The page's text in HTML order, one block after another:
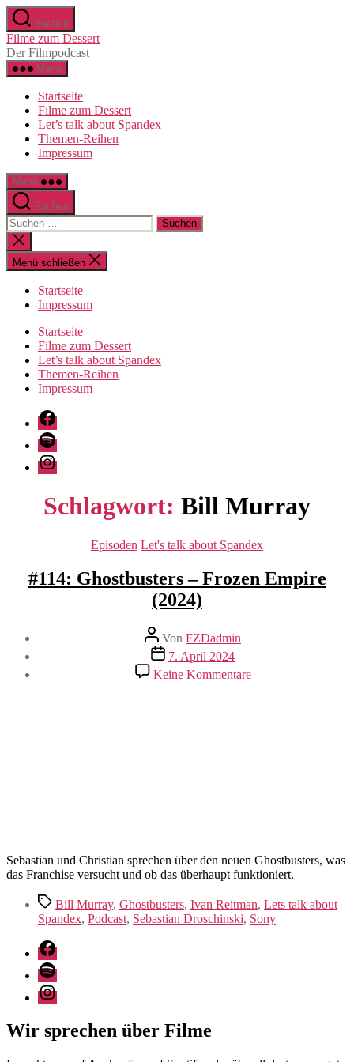
Zum
Inhalt
springen
Suchen
Filme zum Dessert
Der Filmpodcast
Menü
Startseite
Filme zum Dessert
Let’s talk about Spandex
Themen-Reihen
Impressum
Menü
Suchen
Suchen
nach:
Suche
schließen
Menü schließen
Startseite
Impressum
Startseite
Filme zum Dessert
Let’s talk about Spandex
Themen-Reihen
Impressum
Facebook
Spotify
Instagram
Schlagwort: Bill Murray
Kategorien
Episoden Let's talk about Spandex
#114: Ghostbusters – Frozen Empire
(2024)
Beitragsautor
Von FZDadmin
Veröffentlichungsdatum
7. April 2024
Keine Kommentarezu
#114:
Sebastian und Christian sprechen über den neuen Ghostbusters, was
das Franchise versucht und ob das überhaupt funktioniert.
Schlagwörter
Bill Murray, Ghostbusters, Ivan Reitman, Lets talk about
Spandex, Podcast, Sebastian Droschinski, Sony
Facebook
Spotify
Instagram
Wir sprechen über Filme